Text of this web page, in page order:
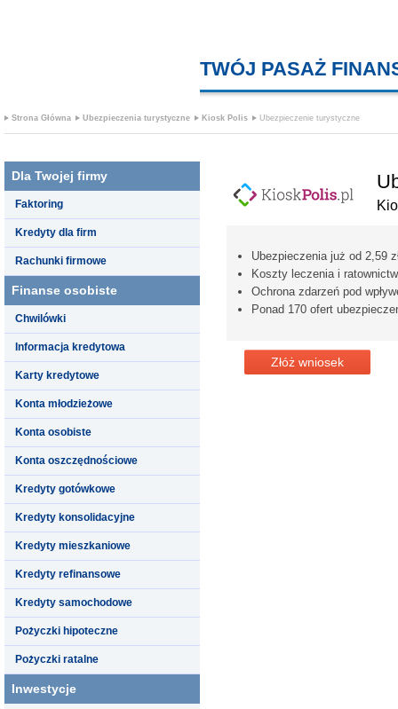
TWÓJ PASAŻ
Strona Główna Ubezpieczenia turystyczne Kiosk Polis Ubezpieczenie turystyczne
Dla Twojej firmy
Faktoring
Kredyty dla firm
Rachunki firmowe
Finanse osobiste
Chwilówki
Informacja kredytowa
Karty kredytowe
Konta młodzieżowe
Konta osobiste
Konta oszczędnościowe
Kredyty gotówkowe
Kredyty konsolidacyjne
Kredyty mieszkaniowe
Kredyty refinansowe
Kredyty samochodowe
Pożyczki hipoteczne
Pożyczki ratalne
Inwestycje
Ubezpieczenia już od 2,59
Koszty leczenia i
Ochrona zdarzeń pod
Ponad 170 ofert
Złóż wniosek